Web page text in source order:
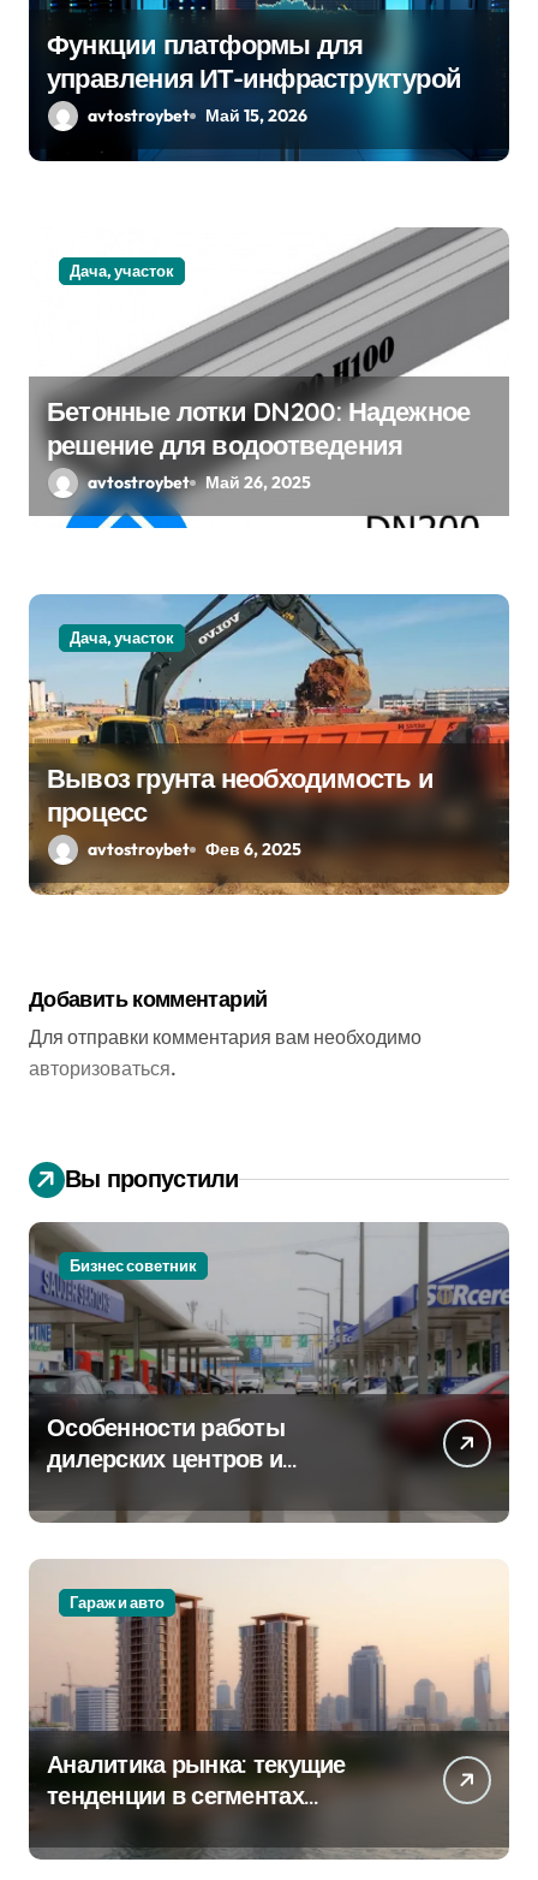
а
п
и
с
Функции платформы для
управления ИТ-инфраструктурой
avtostroybet Май 15, 2026
Дача, участок
Бетонные лотки DN200: Надежное
решение для водоотведения
avtostroybet Май 26, 2025
Дача, участок
Вывоз грунта необходимость и
процесс
avtostroybet Фев 6, 2025
Добавить комментарий
Для отправки комментария вам необходимо
авторизоваться.
Вы пропустили
Бизнес советник
Особенности работы
дилерских центров и
крупных проспектах
Гараж и авто
Аналитика рынка: текущие
тенденции в сегментах